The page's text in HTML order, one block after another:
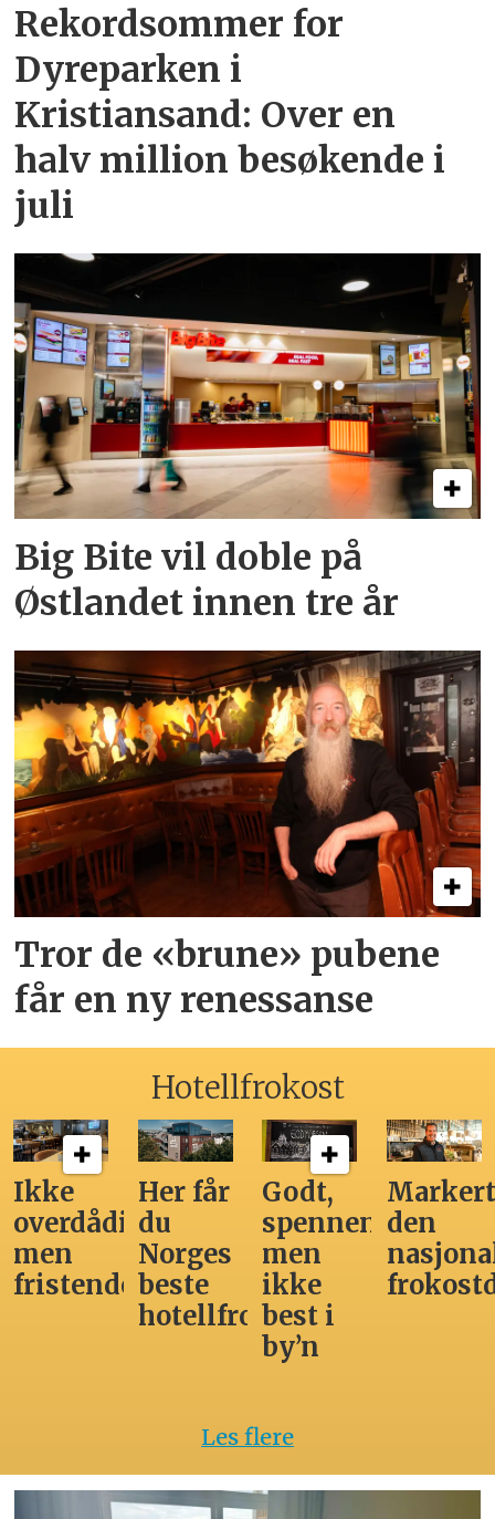
Rekordsommer for
Dyreparken i
Kristiansand: Over en
halv million besøkende i
juli
Big Bite vil doble på
Østlandet innen tre år
Tror de «brune» pubene
får en ny renessanse
Hotellfrokost
Ikke
overdådig,
men
fristende
Her får
du
Norges
beste
hotellfrokost
Godt,
spennende,
men
ikke
best i
by’n
den
Les flere